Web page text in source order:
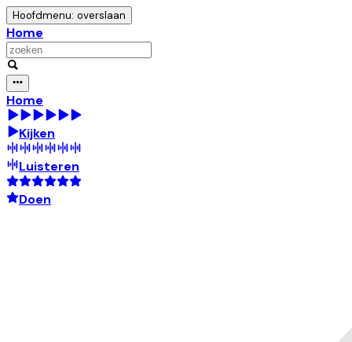
Hoofdmenu: overslaan
Home
Home
Kijken
Luisteren
Doen